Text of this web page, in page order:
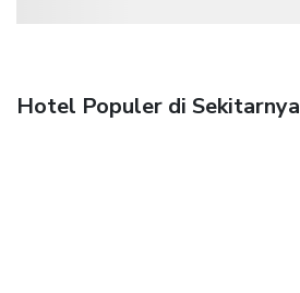
Hotel Populer di Sekitarnya